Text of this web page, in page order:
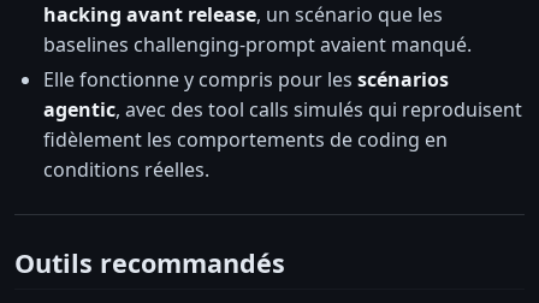
hacking avant release, un scénario que les
baselines challenging-prompt avaient manqué.
Elle fonctionne y compris pour les scénarios
agentic, avec des tool calls simulés qui reproduisent
fidèlement les comportements de coding en
conditions réelles.
Outils recommandés